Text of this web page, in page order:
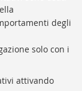
degli
solo con i
attivando